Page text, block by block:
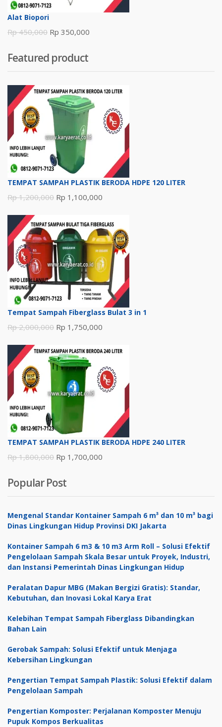
Alat Biopori
Rp450,000 Harga
adalah:
Rp 450,000.
Rp 350,000
adalah:
Rp 350,000.
Featured product
TEMPAT SAMPAH PLASTIK BERODA HDPE 120 LITER
Rp1,200,000 Harga
adalah:
Rp 1,200,000.
Rp 1,100,000
ini
adalah:
Rp 1,100,000.
Tempat Sampah Fiberglass Bulat 3 in 1
Rp2,000,000 Harga
adalah:
Rp 2,000,000.
Rp 1,750,000
ini
adalah:
Rp 1,750,000.
TEMPAT SAMPAH PLASTIK BERODA HDPE 240 LITER
Rp1,800,000 Harga
adalah:
Rp 1,800,000.
Rp 1,700,000
adalah:
Rp 1,700,000.
Popular Post
Mengenal Standar Kontainer Sampah 6 m³ dan 10 m³ bagi
Dinas Lingkungan Hidup Provinsi DKI Jakarta
Kontainer Sampah 6 m3 & 10 m3 Arm Roll – Solusi Efektif
Pengelolaan Sampah Skala Besar untuk Proyek, Industri,
dan Instansi Pemerintah Dinas Lingkungan Hidup
Peralatan Dapur MBG (Makan Bergizi Gratis): Standar,
Kebutuhan, dan Inovasi Lokal Karya Erat
Kelebihan Tempat Sampah Fiberglass Dibandingkan
Bahan Lain
Gerobak Sampah: Solusi Efektif untuk Menjaga
Kebersihan Lingkungan
Pengertian Tempat Sampah Plastik: Solusi Efektif dalam
Pengelolaan Sampah
Pengertian Komposter: Perjalanan Komposter Menuju
Pupuk Kompos Berkualitas